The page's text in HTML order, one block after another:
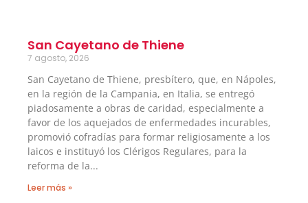
San Cayetano de Thiene
7 agosto, 2026
San Cayetano de Thiene, presbítero, que, en Nápoles,
en la región de la Campania, en Italia, se entregó
piadosamente a obras de caridad, especialmente a
favor de los aquejados de enfermedades incurables,
promovió cofradías para formar religiosamente a los
laicos e instituyó los Clérigos Regulares, para la
reforma de la
Leer más »